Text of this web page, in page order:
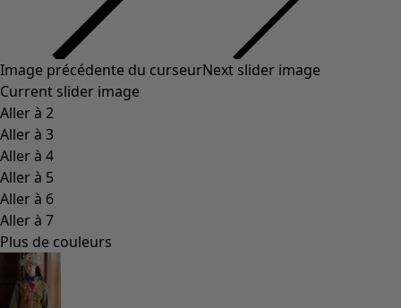
Image précédente du curseurNext slider image
Current slider image
Aller à 2
Aller à 3
Aller à 4
Aller à 5
Aller à 6
Aller à 7
Plus de couleurs